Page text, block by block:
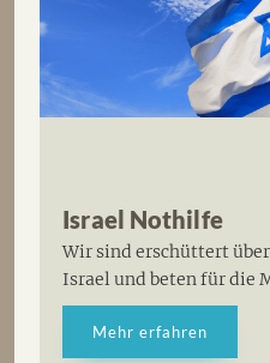
Israel Nothilfe
Wir sind erschüttert
Israel und beten für die
Mehr erfahren